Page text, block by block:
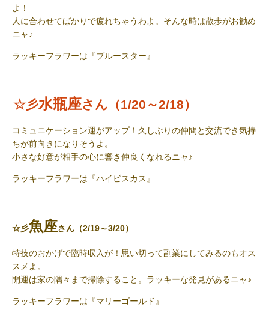
よ！
人に合わせてばかりで疲れちゃうわよ。そんな時は散歩がお勧め
ニャ♪
ラッキーフラワーは『ブルースター』
☆彡水瓶座さん（1/20～2/18）
コミュニケーション運がアップ！久しぶりの仲間と交流でき気持
ちが前向きになりそうよ。
小さな好意が相手の心に響き仲良くなれるニャ♪
ラッキーフラワーは『ハイビスカス』
☆彡魚座さん（2/19～3/20）
特技のおかげで臨時収入が！思い切って副業にしてみるのもオス
スメよ。
開運は家の隅々まで掃除すること。ラッキーな発見があるニャ♪
ラッキーフラワーは 『マリーゴールド』